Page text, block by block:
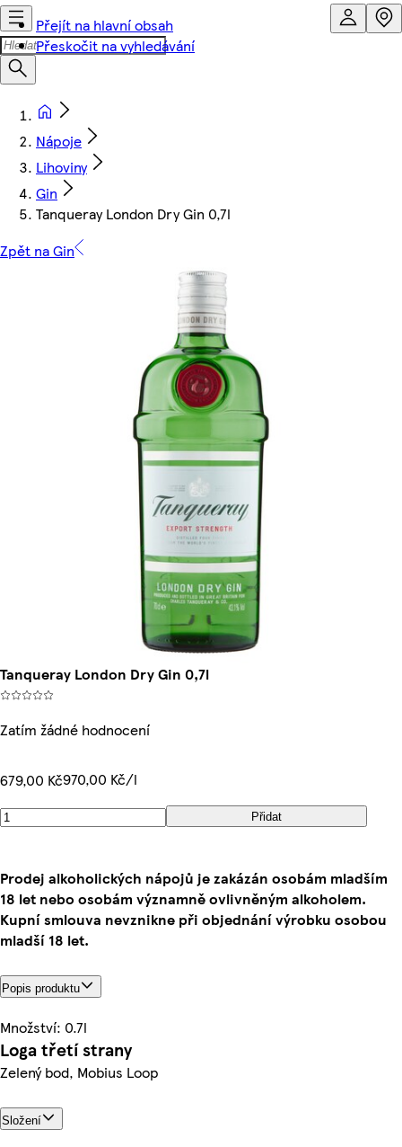
Přejít na hlavní obsah
Přeskočit na vyhledávání
Nápoje
Lihoviny
Gin
Tanqueray London Dry Gin 0,7l
Zpět na Gin
Tanqueray London Dry Gin 0,7l
Zatím žádné hodnocení
679,00 Kč970,00 Kč/l
Přidat
Prodej alkoholických nápojů je zakázán osobám mladším
18 let nebo osobám významně ovlivněným alkoholem.
Kupní smlouva nevznikne při objednání výrobku osobou
mladší 18 let.
Popis produktu
Množství: 0.7l
Loga třetí strany
Zelený bod, Mobius Loop
Složení